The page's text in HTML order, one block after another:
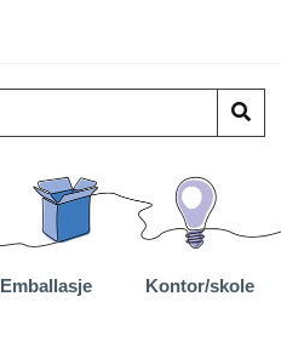
Emballasje Kontor/skole